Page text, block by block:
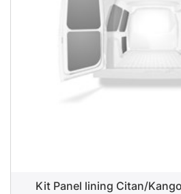
Kit Panel lining Citan/